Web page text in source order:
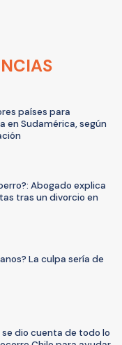
países para
en Sudamérica, según
Abogado explica
tras un divorcio en
La culpa sería de
dio cuenta de todo lo